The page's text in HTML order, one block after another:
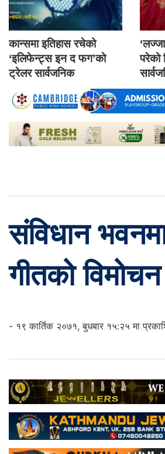
कान्समा इतिहास रचेको
‘इलिफेन्ट्स इन द फग’को
ट्रेलर सार्वजनिक
परेको
संविधान
गीतको
- १९ कार्तिक २०७१, बुधबार १५:२५ मा